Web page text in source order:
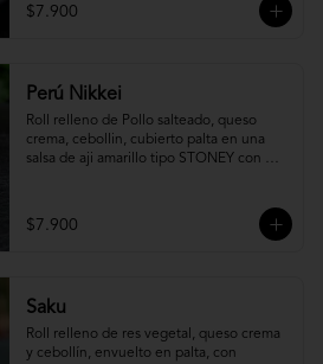
$7.900
Perú Nikkei
Roll relleno de Pollo salteado, queso
crema, cebollin, cubierto palta en una
salsa de aji amarillo tipo STONEY con
$7.900
Saku
Roll relleno de res vegetal, queso crema
y cebollín, envuelto en palta, con